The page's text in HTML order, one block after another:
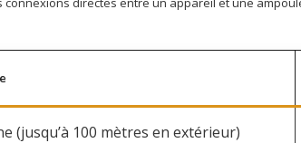
(jusqu’à 100 mètres en extérieur)